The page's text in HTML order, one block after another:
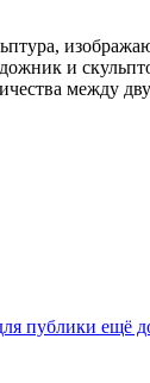
и
между
публики ещё